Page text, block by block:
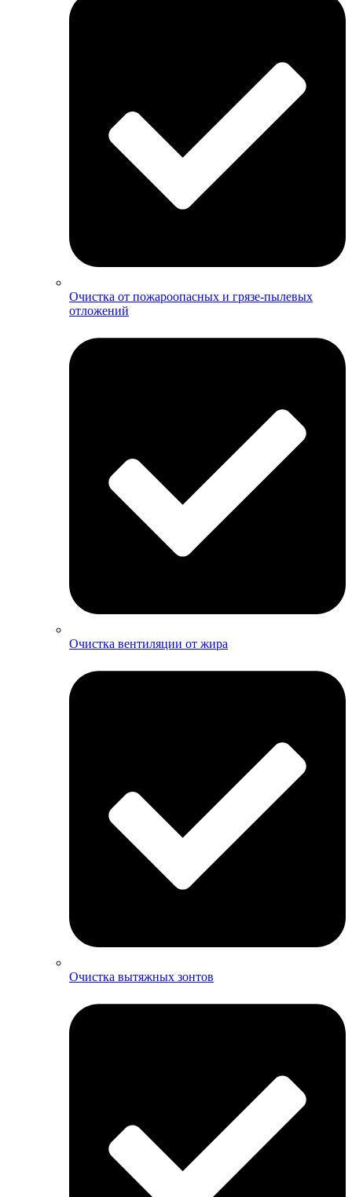
Очистка от пожароопасных и грязе-пылевых
отложений
Очистка вентиляции от жира
Очистка вытяжных зонтов